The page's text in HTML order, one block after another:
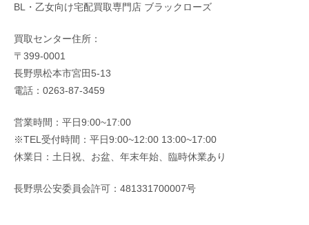
BL・乙女向け宅配買取専門店 ブラックローズ
買取センター住所：
〒399-0001
長野県松本市宮田5-13
電話：0263-87-3459
営業時間：平日9:00~17:00
※TEL受付時間：平日9:00~12:00 13:00~17:00
休業日：土日祝、お盆、年末年始、臨時休業あり
長野県公安委員会許可：481331700007号